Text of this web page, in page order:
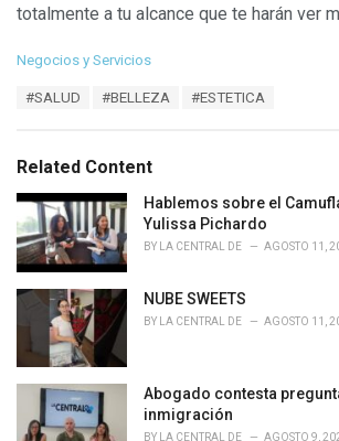
totalmente a tu alcance que te harán ver
C
o
r
i
e
s
:
Negocios y Servicios
:
#SALUD #BELLEZA #ESTETICA
Related Content
Hablemos sobre el
Yulissa Pichardo
BY LA CENTRAL DE AGOSTO 11,
NUBE SWEETS
BY LA CENTRAL DE AGOSTO 11,
Abogado contesta
inmigración
BY LA CENTRAL DE AGOSTO 9,